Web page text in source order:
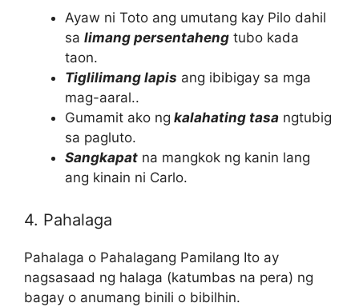
Ayaw ni Toto ang umutang kay Pilo dahil
sa limang persentaheng tubo kada
taon.
Tiglilimang lapis ang ibibigay sa mga
mag-aaral..
Gumamit ako ng kalahating tasa ngtubig
sa pagluto.
Sangkapat na mangkok ng kanin lang
ang kinain ni Carlo.
4. Pahalaga
Pahalaga o Pahalagang Pamilang Ito ay
nagsasaad ng halaga (katumbas na pera) ng
bagay o anumang binili o bibilhin.